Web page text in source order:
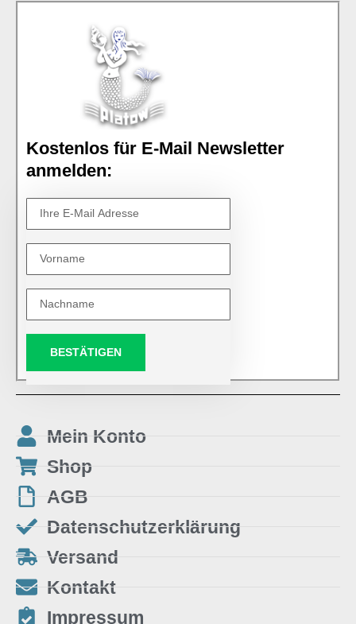
Kostenlos für E-Mail Newsletter
anmelden:
BESTÄTIGEN
Mein Konto
Shop
AGB
Datenschutzerklärung
Versand
Kontakt
Impressum